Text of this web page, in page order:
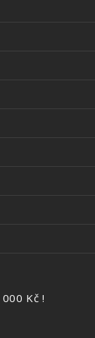
Kč !